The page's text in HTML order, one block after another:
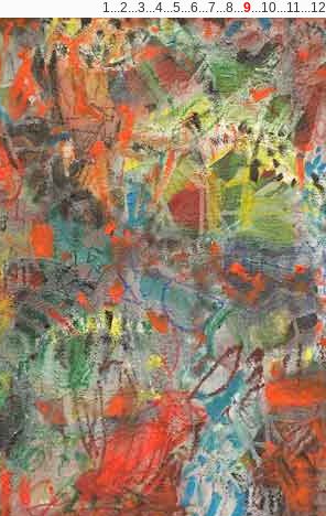
1...2...3...4...5...6...7...8...9...10...11...12